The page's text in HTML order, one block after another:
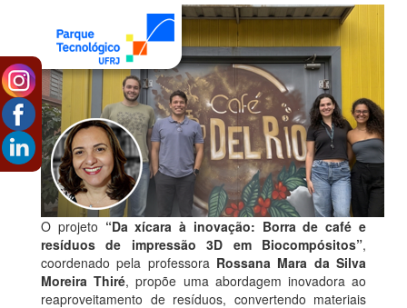
O projeto “Da xícara à inovação: Borra de café e
resíduos de impressão 3D em Biocompósitos”,
coordenado pela professora Rossana Mara da Silva
Moreira Thiré, propõe uma abordagem inovadora ao
reaproveitamento de resíduos, convertendo materiais